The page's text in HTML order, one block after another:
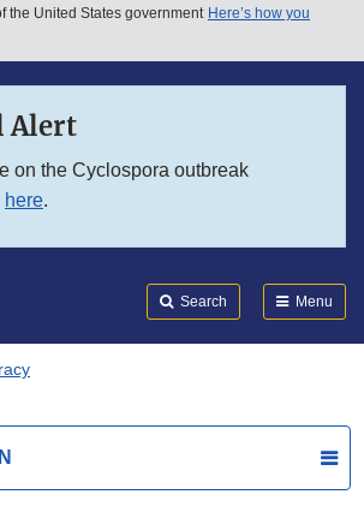
menu
the United States government Here’s how you
Alert
on the Cyclospora outbreak
here.
Search Menu